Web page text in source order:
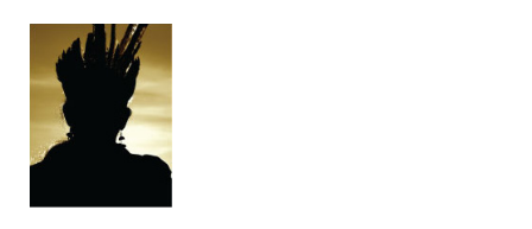
ACERVO
PARTICIPE
CONTATO
ESPECIAL COVID 19